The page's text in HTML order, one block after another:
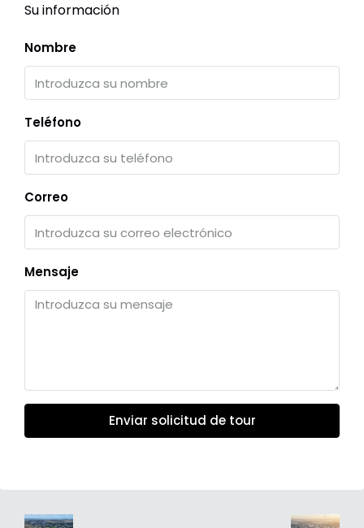
Su información
Nombre
Teléfono
Correo
Mensaje
Enviar solicitud de tour